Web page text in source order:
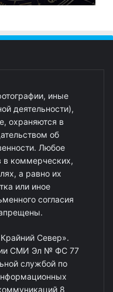
иные
деятельности),
охраняются в
об
Любое
в коммерческих,
а равно их
или иное
согласия
Север».
СМИ Эл № ФС 77
службой по
8